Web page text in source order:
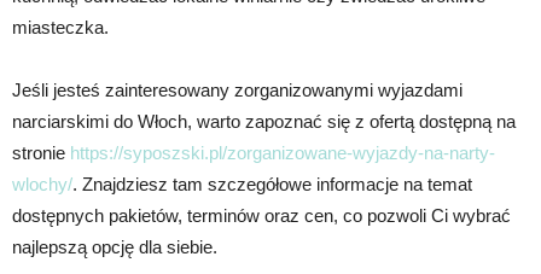
miasteczka.
Jeśli jesteś zainteresowany zorganizowanymi wyjazdami
narciarskimi do Włoch, warto zapoznać się z ofertą dostępną na
stronie https://syposzski.pl/zorganizowane-wyjazdy-na-narty-
wlochy/. Znajdziesz tam szczegółowe informacje na temat
dostępnych pakietów, terminów oraz cen, co pozwoli Ci wybrać
najlepszą opcję dla siebie.